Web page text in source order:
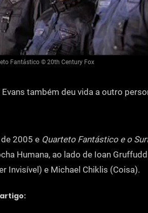
Fantástico © 20th Century Fox
também deu vida a outro
2005 e Quarteto Fantástico e o
Humana, ao lado de Ioan
Invisível) e Michael Chiklis (Coisa).